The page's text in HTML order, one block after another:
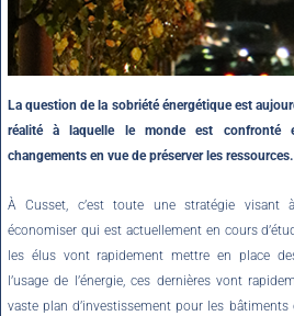
La question de la sobriété énergétique est
réalité à laquelle le monde est confronté
changements en vue de préserver les ressources.
À Cusset, c’est toute une stratégie visant
économiser qui est actuellement en cours
les élus vont rapidement mettre en place
l’usage de l’énergie, ces dernières vont
vaste plan d’investissement pour les